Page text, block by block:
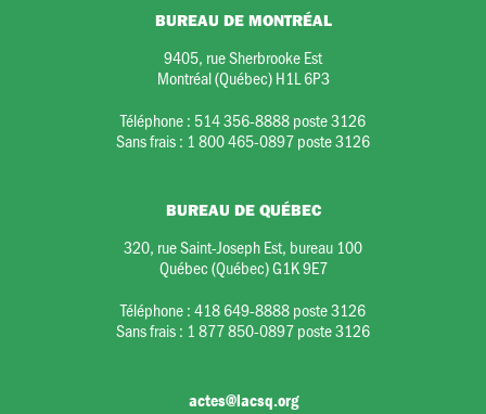
BUREAU DE MONTRÉAL
9405, rue Sherbrooke Est
Montréal (Québec) H1L 6P3
Téléphone : 514 356-8888 poste 3126
Sans frais : 1 800 465-0897 poste 3126
BUREAU DE QUÉBEC
320, rue Saint-Joseph Est, bureau 100
Québec (Québec) G1K 9E7
Téléphone :418 649-8888 poste 3126
Sans frais : 1 877 850-0897 poste 3126
actes@lacsq.org